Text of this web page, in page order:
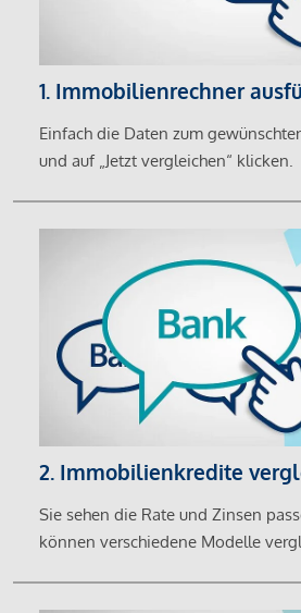
1. Immobilienrechner
Einfach die Daten zum
und auf „Jetzt vergleichen“ klicken.
2. Immobilienkredite
Sie sehen die Rate und Zinsen
können verschiedene Modelle